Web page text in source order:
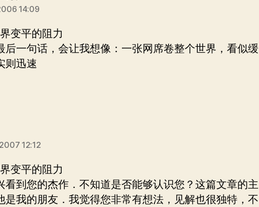
14:09
变平的阻力
后一句话，会让我想像：一张网席卷整个世界，看似缓
则迅速
：
12:12
变平的阻力
看到您的杰作．不知道是否能够认识您？这篇文章的主
是我的朋友．我觉得您非常有想法，见解也很独特，不